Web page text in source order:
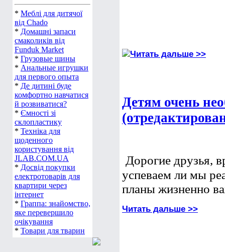
* Меблі для дитячої
від Chado
* Домашні запаси
смаколиків від
Funduk Market
* Грузовые шины
* Анальные игрушки
для первого опыта
* Де дитині буде
комфортно навчатися
й розвиватися?
* Ємності зі
склопластику
* Техніка для
щоденного
користування від
JLAB.COM.UA
* Досвід покупки
електротоварів для
квартири через
інтернет
* Граппа: знайомство,
яке перевершило
очікування
* Товари для тварин
Читать дальше >>
Детям очень
Дорогие друзья,
успеваем ли мы
планы жизненно
Читать дальше >>